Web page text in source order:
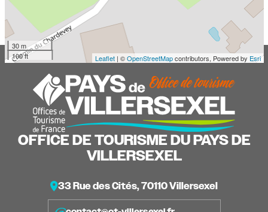
30 m
100 ft
Leaflet| ©OpenStreetMapcontributors, Powered by Esri
OFFICE DE TOURISME DU PAYS DE
VILLERSEXEL
33 Rue des Cités, 70110 Villersexel